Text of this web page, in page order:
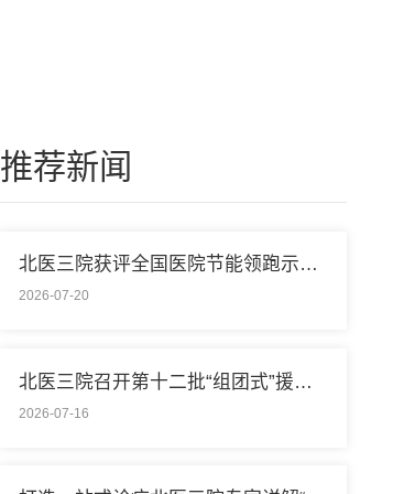
推荐新闻
北医三院获评全国医院节能领跑示范单位称号
2026-07-20
北医三院召开第十二批“组团式”援藏医疗队欢送会
2026-07-16